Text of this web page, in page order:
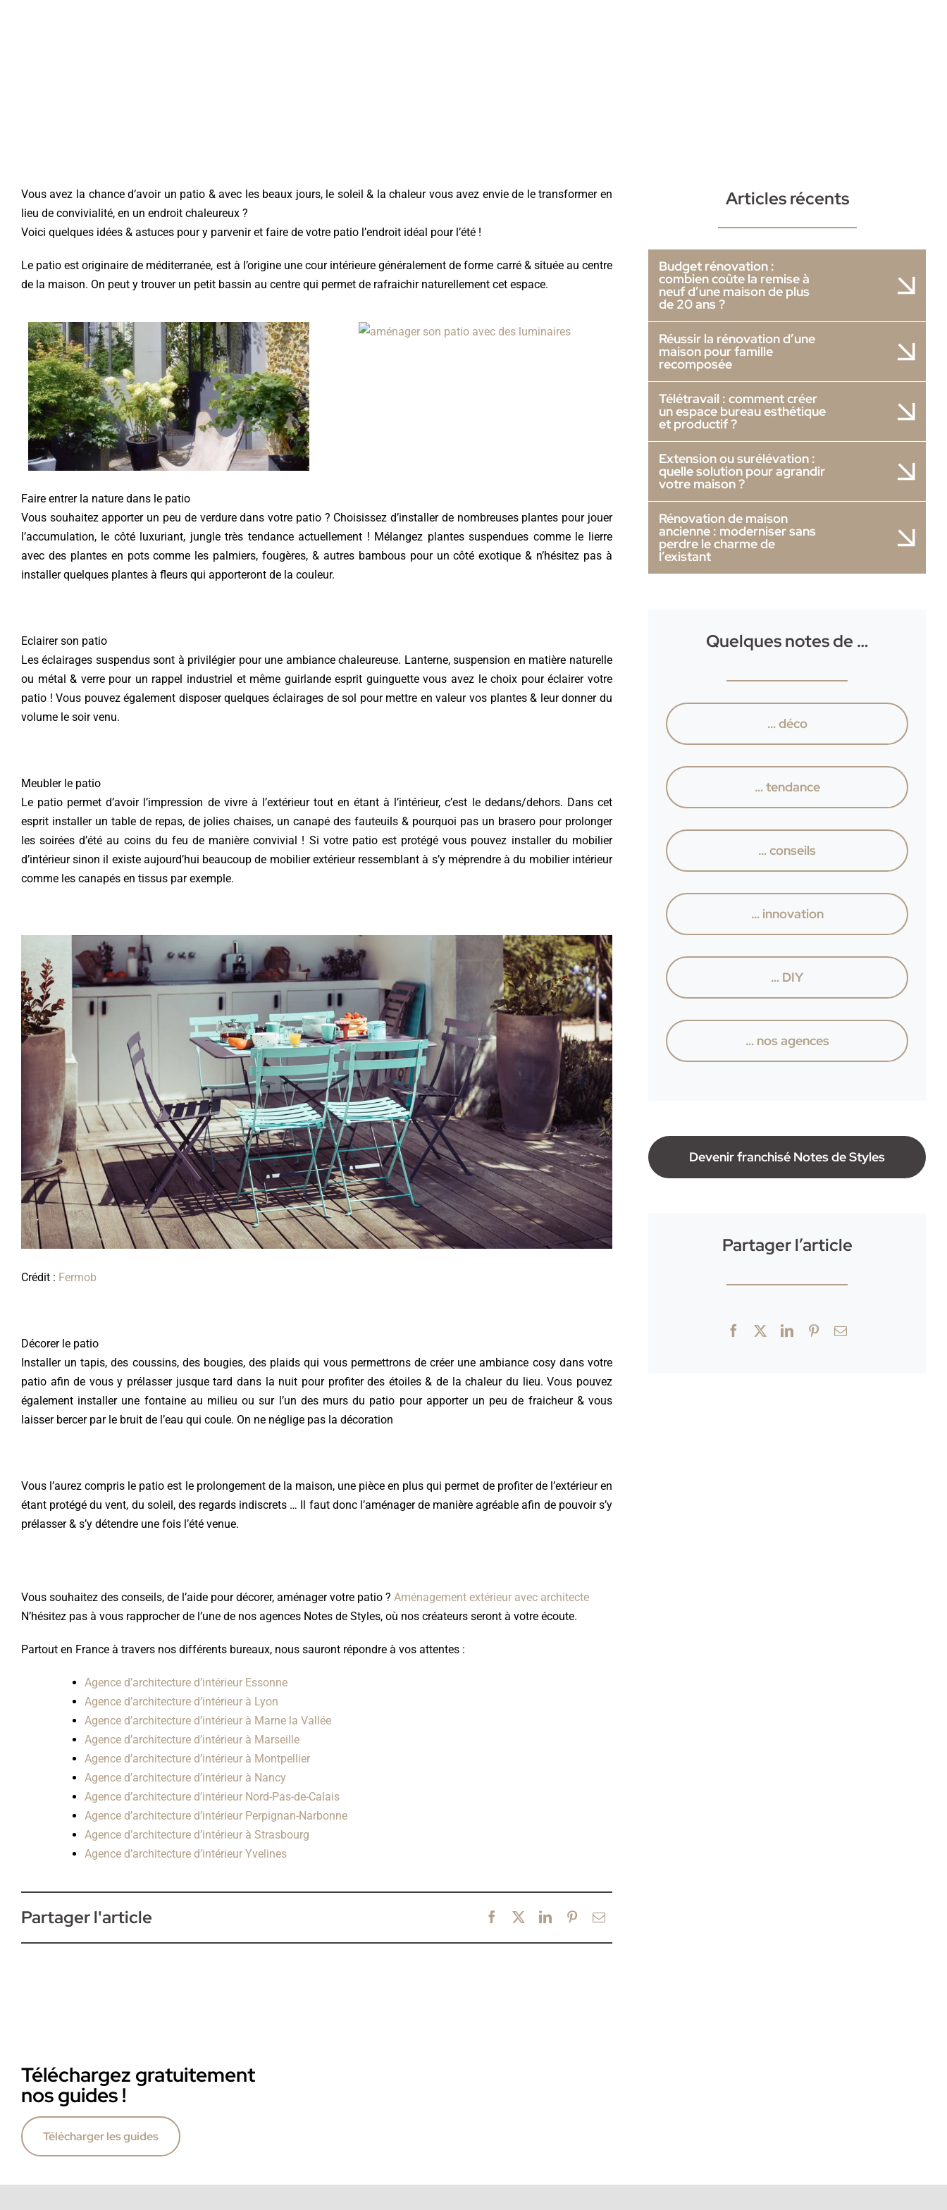
Vous avez la chance d’avoir un patio & avec les beaux jours, le soleil & la chaleur vous avez envie de le transformer en
lieu de convivialité, en un endroit chaleureux ?
Voici quelques idées & astuces pour y parvenir et faire de votre patio l’endroit idéal pour l’été !
Le patio est originaire de méditerranée, est à l’origine une cour intérieure généralement de forme carré & située au centre
de la maison. On peut y trouver un petit bassin au centre qui permet de rafraichir naturellement cet espace.
Faire entrer la nature dans le patio
Vous souhaitez apporter un peu de verdure dans votre patio ? Choisissez d’installer de nombreuses plantes pour jouer
l’accumulation, le côté luxuriant, jungle très tendance actuellement ! Mélangez plantes suspendues comme le lierre
avec des plantes en pots comme les palmiers, fougères, & autres bambous pour un côté exotique & n’hésitez pas à
installer quelques plantes à fleurs qui apporteront de la couleur.
Eclairer son patio
Les éclairages suspendus sont à privilégier pour une ambiance chaleureuse. Lanterne, suspension en matière naturelle
ou métal & verre pour un rappel industriel et même guirlande esprit guinguette vous avez le choix pour éclairer votre
patio ! Vous pouvez également disposer quelques éclairages de sol pour mettre en valeur vos plantes & leur donner du
volume le soir venu.
Meubler le patio
Le patio permet d’avoir l’impression de vivre à l’extérieur tout en étant à l’intérieur, c’est le dedans/dehors. Dans cet
esprit installer un table de repas, de jolies chaises, un canapé des fauteuils & pourquoi pas un brasero pour prolonger
les soirées d’été au coins du feu de manière convivial ! Si votre patio est protégé vous pouvez installer du mobilier
d’intérieur sinon il existe aujourd’hui beaucoup de mobilier extérieur ressemblant à s’y méprendre à du mobilier intérieur
comme les canapés en tissus par exemple.
Crédit : Fermob
Décorer le patio
Installer un tapis, des coussins, des bougies, des plaids qui vous permettrons de créer une ambiance cosy dans votre
patio afin de vous y prélasser jusque tard dans la nuit pour profiter des étoiles & de la chaleur du lieu. Vous pouvez
également installer une fontaine au milieu ou sur l’un des murs du patio pour apporter un peu de fraicheur & vous
laisser bercer par le bruit de l’eau qui coule. On ne néglige pas la décoration
Vous l’aurez compris le patio est le prolongement de la maison, une pièce en plus qui permet de profiter de l’extérieur en
étant protégé du vent, du soleil, des regards indiscrets … Il faut donc l’aménager de manière agréable afin de pouvoir s’y
prélasser & s’y détendre une fois l’été venue.
Vous souhaitez des conseils, de l’aide pour décorer, aménager votre patio ? Aménagement extérieur avec architecte
N’hésitez pas à vous rapprocher de l’une de nos agences Notes de Styles, où nos créateurs seront à votre écoute.
Partout en France à travers nos différents bureaux, nous sauront répondre à vos attentes :
Agence d’architecture d’intérieur Essonne
Agence d’architecture d’intérieur à Lyon
Agence d’architecture d’intérieur à Marne la Vallée
Agence d’architecture d’intérieur à Marseille
Agence d’architecture d’intérieur à Montpellier
Agence d’architecture d’intérieur à Nancy
Agence d’architecture d’intérieur Nord-Pas-de-Calais
Agence d’architecture d’intérieur Perpignan-Narbonne
Agence d’architecture d’intérieur à Strasbourg
Agence d’architecture d’intérieur Yvelines
Partager l'article
Articles récents
Budget rénovation :
combien coûte la remise à
neuf d’une maison de plus
de 20 ans ?
Réussir la rénovation d’une
maison pour famille
recomposée
Télétravail : comment créer
un espace bureau esthétique
et productif ?
Extension ou surélévation :
quelle solution pour agrandir
votre maison ?
Rénovation de maison
ancienne : moderniser sans
perdre le charme de
l’existant
Quelques notes de …
… déco
… tendance
… conseils
… innovation
… DIY
… nos agences
Devenir franchisé Notes de Styles
Partager l’article
Téléchargez gratuitement
nos guides !
Télécharger les guides